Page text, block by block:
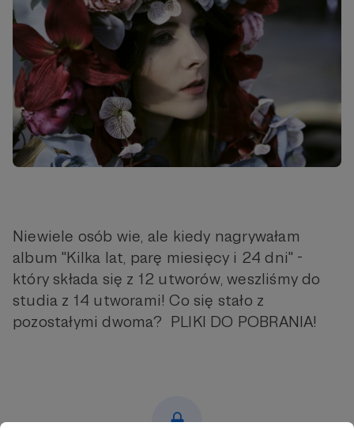
Niewiele osób wie, ale kiedy nagrywałam
album "Kilka lat, parę miesięcy i 24 dni" -
który składa się z 12 utworów, weszliśmy do
studia z 14 utworami! Co się stało z
pozostałymi dwoma? PLIKI DO POBRANIA!